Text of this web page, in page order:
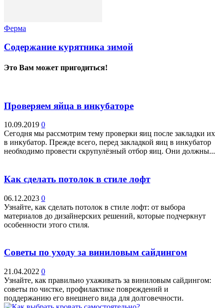
Ферма
Содержание курятника зимой
Это Вам может пригодиться!
Проверяем яйца в инкубаторе
10.09.2019 0
Сегодня мы рассмотрим тему проверки яиц после закладки их
в инкубатор. Прежде всего, перед закладкой яиц в инкубатор
необходимо провести скрупулёзный отбор яиц. Они должны...
Как сделать потолок в стиле лофт
06.12.2023 0
Узнайте, как сделать потолок в стиле лофт: от выбора
материалов до дизайнерских решений, которые подчеркнут
особенности этого стиля.
Советы по уходу за виниловым сайдингом
21.04.2022 0
Узнайте, как правильно ухаживать за виниловым сайдингом:
советы по чистке, профилактике повреждений и
поддержанию его внешнего вида для долговечности.